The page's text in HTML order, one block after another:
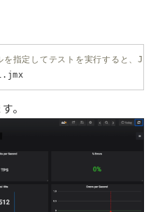
を指定してテストを実行すると、
。